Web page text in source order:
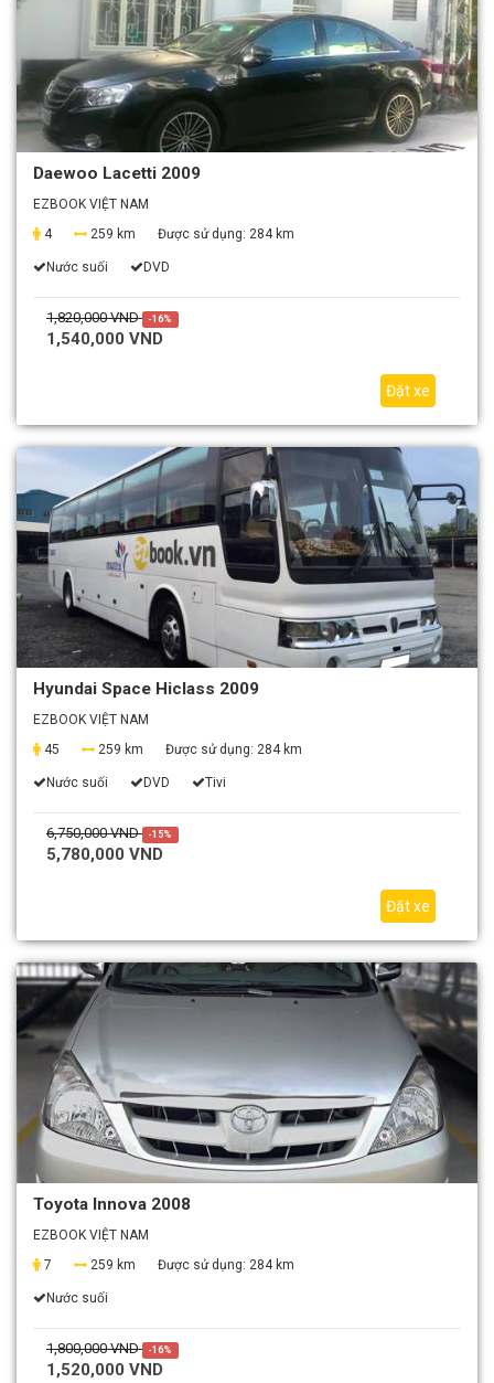
Daewoo Lacetti 2009
EZBOOK VIỆT NAM
4
259 km Được sử dụng: 284 km
Nước suối DVD
1,820,000 VND -16%
1,540,000 VND
Đặt xe
Hyundai Space Hiclass 2009
EZBOOK VIỆT NAM
45
259 km Được sử dụng: 284 km
Nước suối DVD Tivi
6,750,000 VND -15%
5,780,000 VND
Đặt xe
Toyota Innova 2008
EZBOOK VIỆT NAM
7
259 km Được sử dụng: 284 km
Nước suối
1,800,000 VND -16%
1,520,000 VND